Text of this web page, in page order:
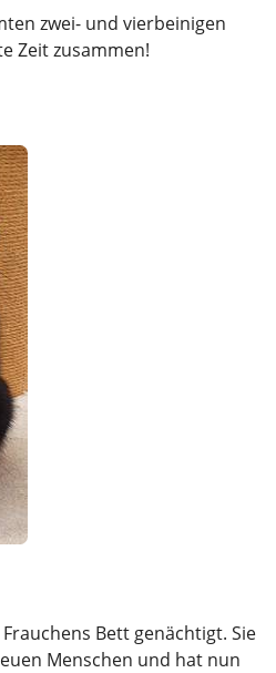
zwei- und vierbeinigen
Zeit zusammen!
Bett genächtigt. Sie
Menschen und hat nun